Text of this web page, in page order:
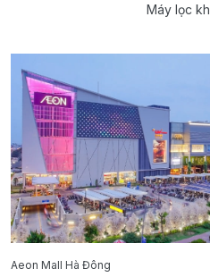
Máy lọc
Aeon Mall Hà Đông